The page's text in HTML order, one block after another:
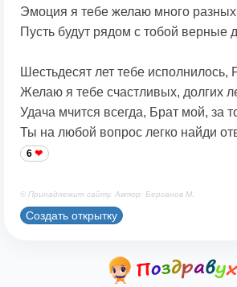
Эмоция я тебе желаю много
Пусть будут рядом с тобой верные
Шестьдесят лет тебе исполнилось,
Желаю я тебе счастливых, долгих
Удача мчится всегда, Брат мой, за
Ты на любой вопрос легко найди
6
© Принадлежит сайту. Автор: Берсанов М.
Создать открытку